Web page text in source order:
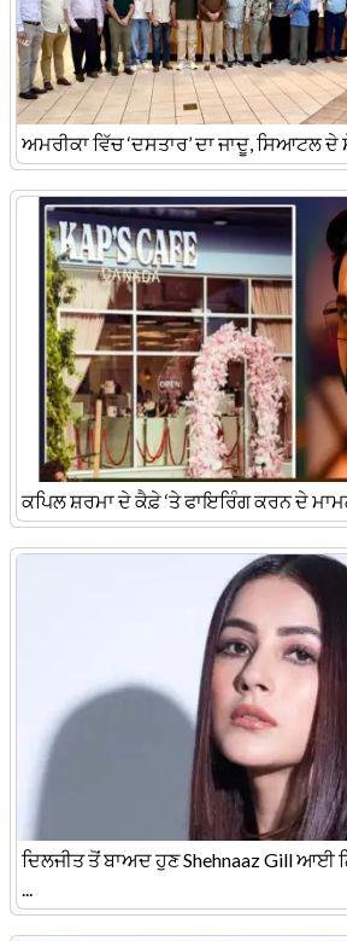
ਅਮਰੀਕਾ ਵਿੱਚ ‘ਦਸਤਾਰ’ ਦਾ ਜਾਦੂ, ਸਿਆਟਲ
ਕਪਿਲ ਸ਼ਰਮਾ ਦੇ ਕੈਫ਼ੇ ‘ਤੇ ਫਾਇਰਿੰਗ ਕਰਨ ਦੇ
ਦਿਲਜੀਤ ਤੋਂ ਬਾਅਦ ਹੁਣ Shehnaaz Gill ਆਈ